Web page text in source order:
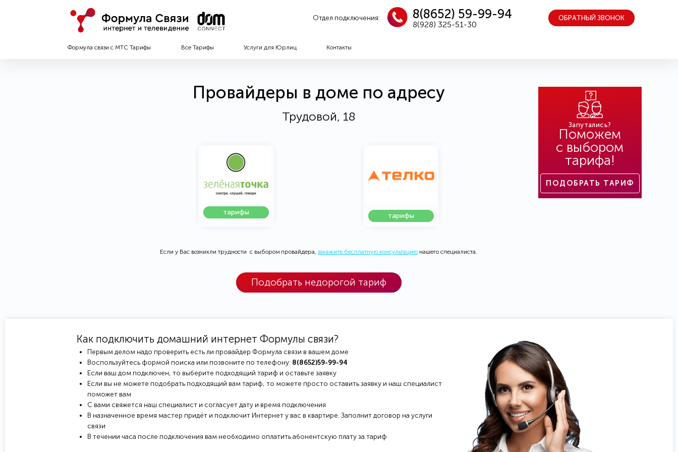
Отдел подключения: 8(8652) 59-99-94
8(928) 325-51-30
ОБРАТНЫЙ ЗВОНОК
Формула связи с МТС Тарифы Все Тарифы Услуги для Юрлиц Контакты
Провайдеры в доме по адресу
Трудовой, 18
тарифы тарифы
Если у Вас возникли трудности с выбором провайдера,закажите бесплатную консультацию нашего специалиста.
Подобрать недорогой тариф
Запутались?
Поможем
с выбором
тарифа!
ПОДОБРАТЬ ТАРИФ
Как подключить домашний интернет Формулы связи?
Первым делом надо проверить есть ли провайдер Формула связи в вашем доме
Воспользуйтесь формой поиска или позвоните по телефону: 8(8652)59-99-94
Если ваш дом подключен, то выберите подходящий тариф и оставьте заявку
Если вы не можете подобрать подходящий вам тариф, то можете просто оставить заявку и наш специалист
поможет вам
С вами свяжется наш специалист и согласует дату и время подключения
В назначенное время мастер придёт и подключит Интернет у вас в квартире. Заполнит договор на услуги
связи
В течении часа после подключения вам необходимо оплатить абонентскую плату за тариф